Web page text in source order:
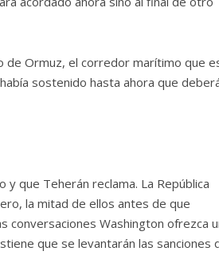
de Ormuz, el corredor marítimo que
sostenido hasta ahora que
que Teherán reclama. La República
la mitad de ellos antes de que
conversaciones Washington ofrezca
que se levantarán las sanciones